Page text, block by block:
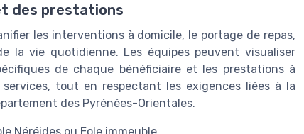
des prestations
les interventions à domicile, le portage de repas,
la vie quotidienne. Les équipes peuvent visualiser
de chaque bénéficiaire et les prestations à
services, tout en respectant les exigences liées à la
des Pyrénées-Orientales.
Néréides ou Eole immeuble